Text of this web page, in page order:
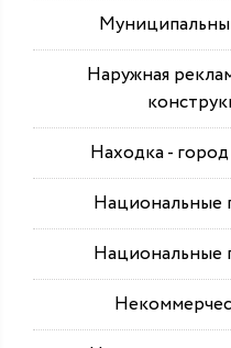
Наружная
Находка -
Национальные
Национальные